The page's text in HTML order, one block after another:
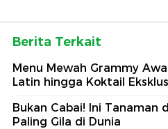
Berita Terkait
Menu Mewah Grammy
Latin hingga Koktail
Bukan Cabai! Ini Tanaman
Paling Gila di Dunia